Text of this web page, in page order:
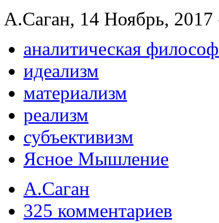
А.Саган, 14 Ноябрь, 2017
аналитическая
идеализм
материализм
реализм
субъективизм
Ясное Мышление
А.Саган
325 комментариев